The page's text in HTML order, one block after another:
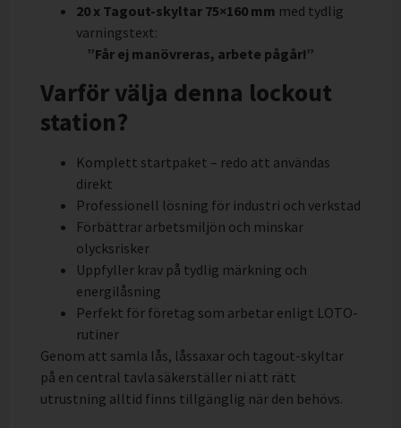
20 x Tagout-skyltar 75×160 mm med tydlig
varningstext:
”Får ej manövreras, arbete pågår!”
Varför välja denna lockout
station?
Komplett startpaket – redo att användas
direkt
Professionell lösning för industri och verkstad
Förbättrar arbetsmiljön och minskar
olycksrisker
Uppfyller krav på tydlig märkning och
energilåsning
Perfekt för företag som arbetar enligt LOTO-
rutiner
Genom att samla lås, låssaxar och tagout-skyltar
på en central tavla säkerställer ni att rätt
utrustning alltid finns tillgänglig när den behövs.